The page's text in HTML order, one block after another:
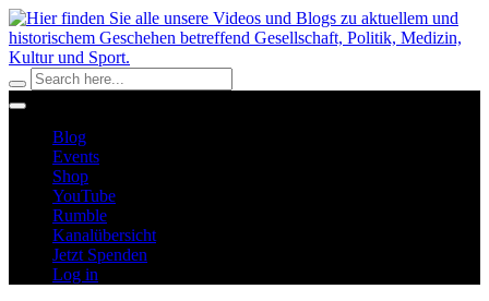
Blog
Events
Shop
YouTube
Rumble
Kanalübersicht
Jetzt Spenden
Log in